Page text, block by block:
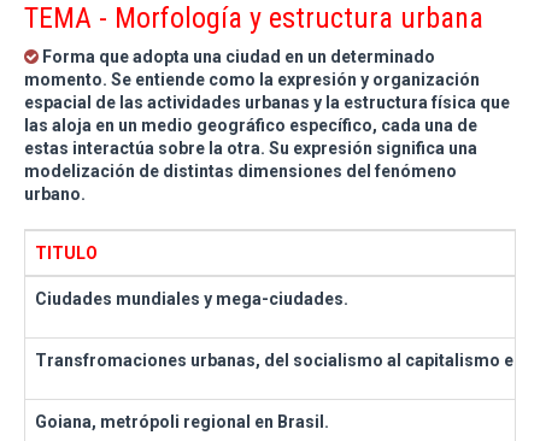
TEMA - Morfología y estructura urbana
Forma que adopta una ciudad en un determinado
momento. Se entiende como la expresión y organización
espacial de las actividades urbanas y la estructura física que
las aloja en un medio geográfico específico, cada una de
estas interactúa sobre la otra. Su expresión significa una
modelización de distintas dimensiones del fenómeno
urbano.
TITULO
Ciudades mundiales y mega-ciudades.
Transfromaciones urbanas, del socialismo al capitalismo en
Goiana, metrópoli regional en Brasil.